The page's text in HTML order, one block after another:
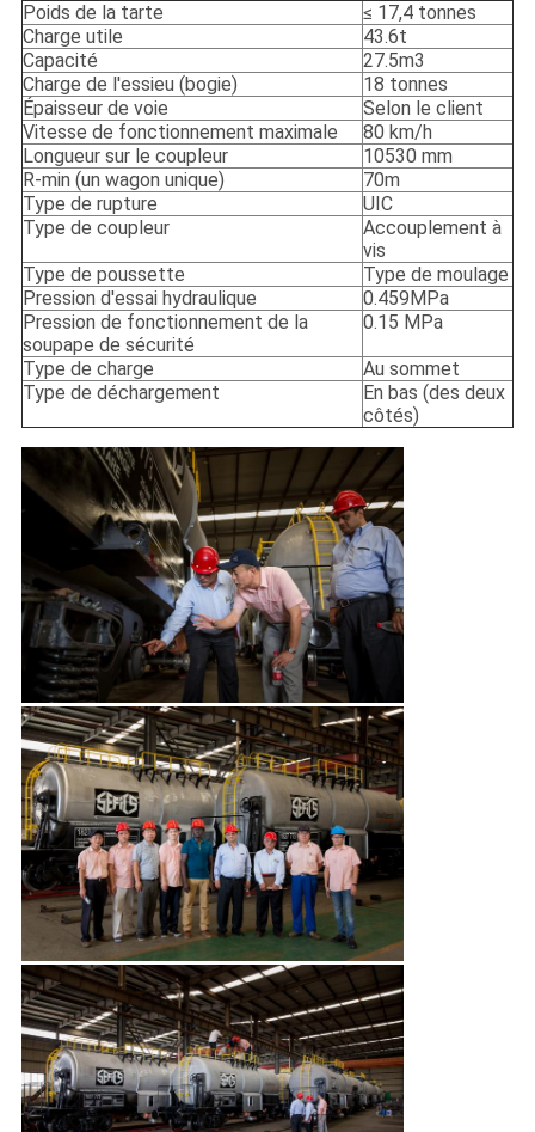
Poids de la tarte
≤ 17,4 tonnes
Charge utile
43.6t
Capacité
27.5m3
Charge de l'essieu (bogie)
18 tonnes
Épaisseur de voie
Selon le client
Vitesse de fonctionnement maximale
80 km/h
Longueur sur le coupleur
10530 mm
R-min (un wagon unique)
70m
Type de rupture
UIC
Type de coupleur
Accouplement à
vis
Type de poussette
Type de moulage
Pression d'essai hydraulique
0.459MPa
Pression de fonctionnement de la
soupape de sécurité
0.15 MPa
Type de charge
Au sommet
Type de déchargement
En bas (des deux
côtés)